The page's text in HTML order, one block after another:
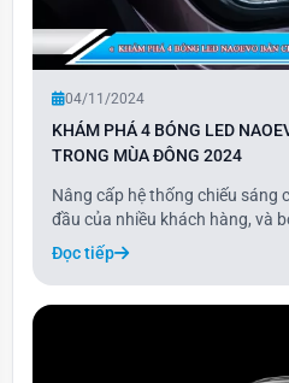
04/11/2024
KHÁM PHÁ 4 BÓNG LED
TRONG MÙA ĐÔNG 2024
Nâng cấp hệ thống chiếu sáng
đầu của nhiều khách hàng, và
thành lựa chọn phổ biến nhờ
bền cao. Với khả năng chiếu
hiện đại, các dòng bóng LED
Đọc tiếp